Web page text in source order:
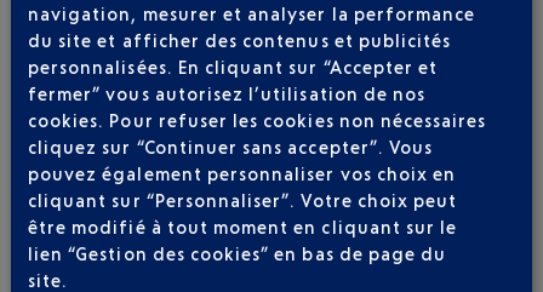
ITA AIRWAYS
01 73 43 12 80
Soyez notifié(e) de
toutes les évolutions
pour ce vol
navigation, mesurer et analyser la performance
du site et afficher des contenus et publicités
personnalisées. En cliquant sur “Accepter et
fermer” vous autorisez l’utilisation de nos
cookies. Pour refuser les cookies non nécessaires
cliquez sur “Continuer sans accepter”. Vous
pouvez également personnaliser vos choix en
cliquant sur “Personnaliser”. Votre choix peut
être modifié à tout moment en cliquant sur le
lien “Gestion des cookies” en bas de page du
site.